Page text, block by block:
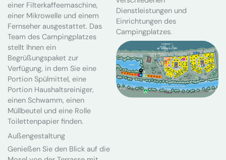
einer Filterkaffeemaschine,
einer Mikrowelle und einem
Fernseher ausgestattet. Das
Team des Campingplatzes
stellt Ihnen ein
Begrüßungspaket zur
Verfügung, in dem Sie eine
Portion Spülmittel, eine
Portion Haushaltsreiniger,
einen Schwamm, einen
Müllbeutel und eine Rolle
Toilettenpapier finden.
Außengestaltung
Genießen Sie den Blick auf die
Dienstleistungen und
Einrichtungen des
Campingplatzes.